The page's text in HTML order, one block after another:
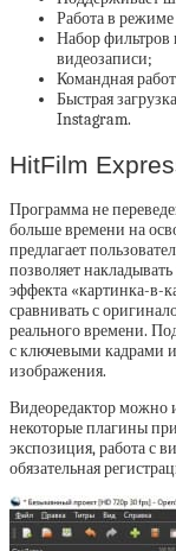
Работа в
Набор фильтров
видеозаписи;
Командная
Быстрая
Instagram.
HitFilm
Программа не
больше времени на
предлагает
позволяет
эффекта «картинка-в-
сравнивать с
реального времени.
с ключевыми кадрами
изображения.
Видеоредактор можно
некоторые плагины
экспозиция, работа с
обязательная